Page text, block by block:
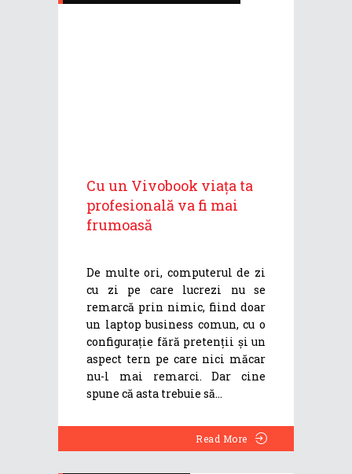
Cu un Vivobook viața ta
profesională va fi mai
frumoasă
De multe ori, computerul de zi
cu zi pe care lucrezi nu se
remarcă prin nimic, fiind doar
un laptop business comun, cu o
configurație fără pretenții și un
aspect tern pe care nici măcar
nu-l mai remarci. Dar cine
spune că asta trebuie să
Read More